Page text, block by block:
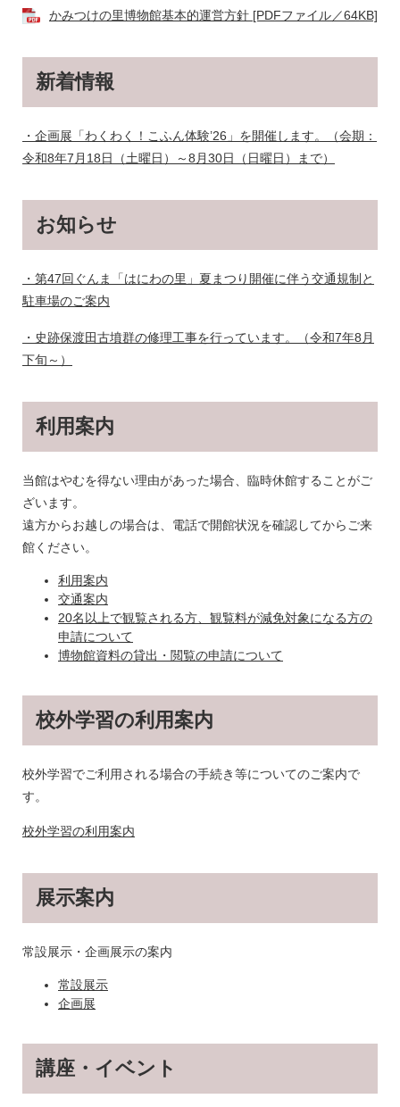
かみつけの里博物館基本的運営方針 [PDFファイル／64KB]
新着情報
・企画展「わくわく！こふん体験’26」を開催します。（会期：
令和8年7月18日（土曜日）～8月30日（日曜日）まで）
お知らせ
・第47回ぐんま「はにわの里」夏まつり開催に伴う交通規制と
駐車場のご案内
・史跡保渡田古墳群の修理工事を行っています。（令和7年8月
下旬～）
利用案内
当館はやむを得ない理由があった場合、臨時休館することがご
ざいます。
遠方からお越しの場合は、電話で開館状況を確認してからご来
館ください。
利用案内
交通案内
20名以上で観覧される方、観覧料が減免対象になる方の
申請について
博物館資料の貸出・閲覧の申請について
校外学習の利用案内
校外学習でご利用される場合の手続き等についてのご案内で
す。
校外学習の利用案内
展示案内
常設展示・企画展示の案内
常設展示
企画展
講座・イベント